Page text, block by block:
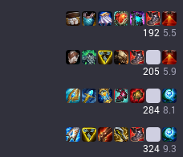
192 5.5
205 5.9
284 8.1
324 9.3